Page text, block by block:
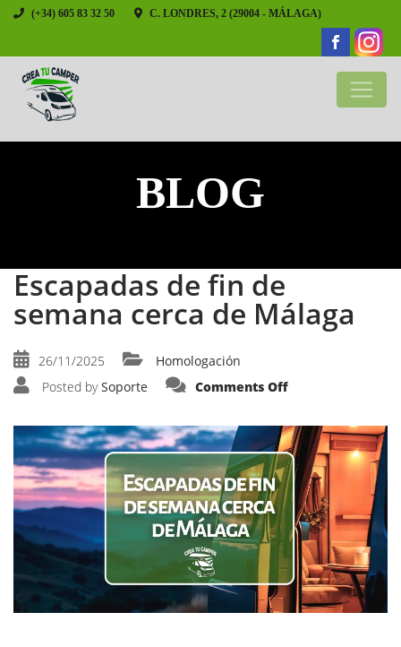
(+34) 605 83 32 50 C. LONDRES, 2 (29004 - MÁLAGA)
BLOG
Escapadas de fin de
semana cerca de Málaga
26/11/2025
Homologación
Posted by Soporte Comments Offon
de
semana
cerca
de
Málaga